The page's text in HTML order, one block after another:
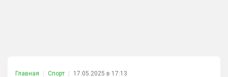
Главная Спорт 17.05.2025 в 17:13